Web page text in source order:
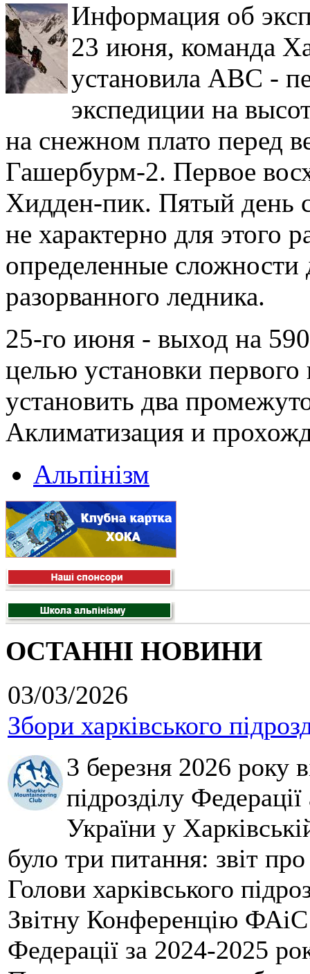
Информация об
23 июня, команда
установила АВС -
экспедиции на
на снежном плато перед
Гашербурм-2. Первое
Хидден-пик. Пятый день
не характерно для этого
определенные
разорванного ледника.
25-го июня - выход на
целью установки первого
установить два
Аклиматизация и
Альпінізм
ОСТАННІ НОВИНИ
03/03/2026
Збори харківського
3 березня 2026 року
підрозділу
України у
було три питання: звіт
Голови харківського
Звітну Конференцію
Федерації за 2024-2025